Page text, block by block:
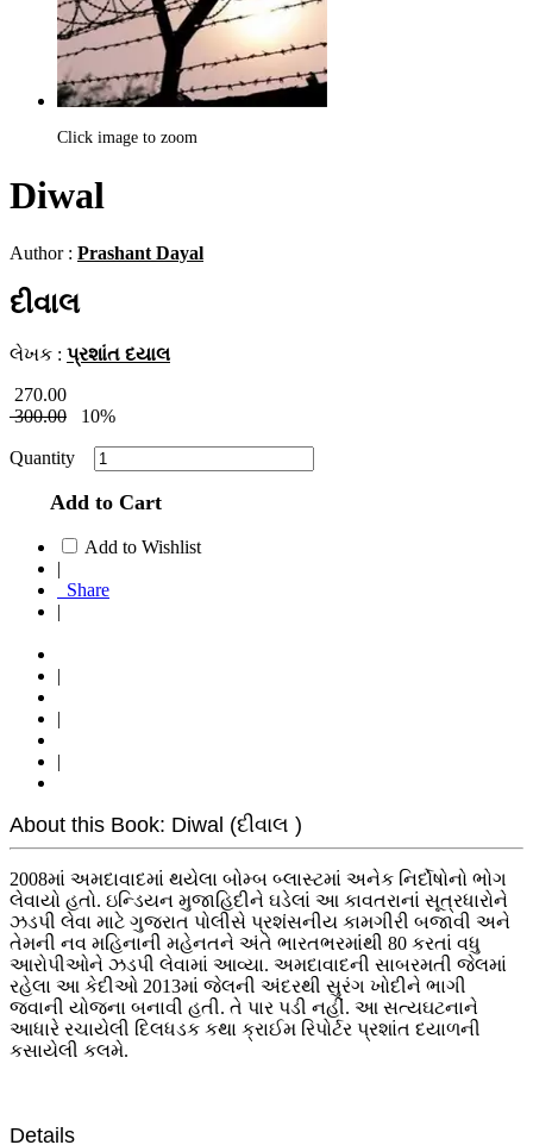
Click image to zoom
Diwal
Author : Prashant Dayal
દીવાલ
લેખક : પ્રશાંત દયાલ
270.00
300.00
10%
Quantity
Add to Cart
Add to Wishlist
|
Share
|
|
|
|
About this Book: Diwal (દીવાલ )
2008માં અમદાવાદમાં થયેલા બોમ્બ બ્લાસ્ટમાં અનેક નિર્દોષોનો ભોગ
લેવાયો હતો. ઇન્ડિયન મુજાહિદીને ઘડેલાં આ કાવતરાનાં સૂત્રધારોને
ઝડપી લેવા માટે ગુજરાત પોલીસે પ્રશંસનીય કામગીરી બજાવી અને
તેમની નવ મહિનાની મહેનતને અંતે ભારતભરમાંથી 80 કરતાં વધુ
આરોપીઓને ઝડપી લેવામાં આવ્યા. અમદાવાદની સાબરમતી જેલમાં
રહેલા આ કેદીઓ 2013માં જેલની અંદરથી સુરંગ ખોદીને ભાગી
જવાની યોજના બનાવી હતી. તે પાર પડી નહીં. આ સત્યઘટનાને
આધારે રચાયેલી દિલધડક કથા ક્રાઈમ રિપોર્ટર પ્રશાંત દયાળની
કસાયેલી કલમે.
Details